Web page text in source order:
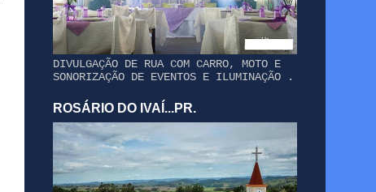
DIVULGAÇÃO DE RUA COM CARRO, MOTO E
SONORIZAÇÃO DE EVENTOS E ILUMINAÇÃO .
ROSÁRIO DO IVAÍ...PR.